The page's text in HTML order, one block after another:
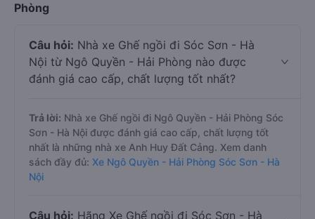
Phòng
Câu hỏi: Nhà xe Ghế ngồi đi Sóc Sơn - Hà
Nội từ Ngô Quyền - Hải Phòng nào được
đánh giá cao cấp, chất lượng tốt nhất?
Trả lời: Nhà xe Ghế ngồi đi Ngô Quyền - Hải Phòng Sóc
Sơn - Hà Nội được đánh giá cao cấp, chất lượng tốt
nhất là những nhà xe Anh Huy Đất Cảng. Xem danh
sách đầy đủ: Xe Ngô Quyền - Hải Phòng Sóc Sơn - Hà
Nội
Câu hỏi: Hãng Xe Ghế ngồi đi Sóc Sơn - Hà